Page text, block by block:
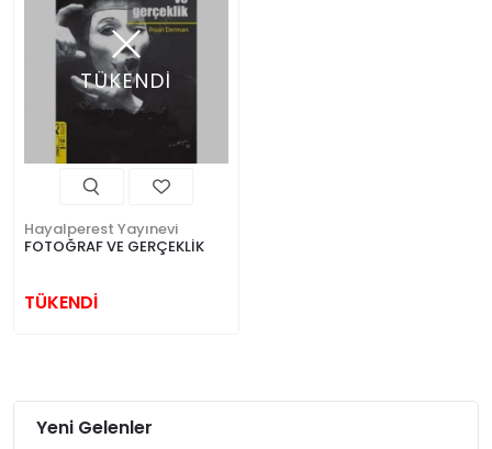
TÜKENDİ
Hayalperest Yayınevi
FOTOĞRAF VE GERÇEKLİK
TÜKENDİ
Yeni Gelenler